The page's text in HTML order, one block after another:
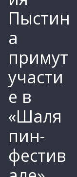
Пыстин
а
примут
участи
е в
«Шаля
пин-
фестив